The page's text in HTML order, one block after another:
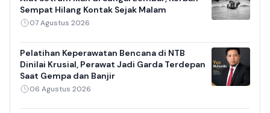
Sempat Hilang Kontak Sejak Malam
07 Agustus 2026
Pelatihan Keperawatan Bencana di NTB
Dinilai Krusial, Perawat Jadi Garda Terdepan
Saat Gempa dan Banjir
06 Agustus 2026